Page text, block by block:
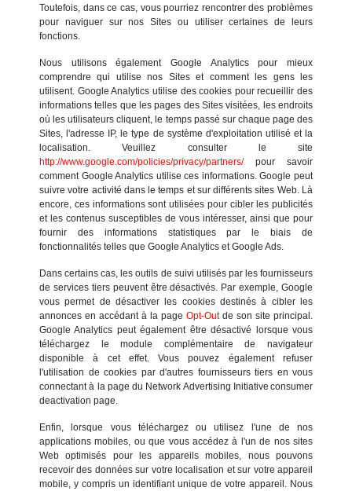
Toutefois, dans ce cas, vous pourriez rencontrer des problèmes
pour naviguer sur nos Sites ou utiliser certaines de leurs
fonctions.
Nous utilisons également Google Analytics pour mieux
comprendre qui utilise nos Sites et comment les gens les
utilisent. Google Analytics utilise des cookies pour recueillir des
informations telles que les pages des Sites visitées, les endroits
où les utilisateurs cliquent, le temps passé sur chaque page des
Sites, l'adresse IP, le type de système d'exploitation utilisé et la
localisation. Veuillez consulter le site
http://www.google.com/policies/privacy/partners/pour savoir
comment Google Analytics utilise ces informations. Google peut
suivre votre activité dans le temps et sur différents sites Web. Là
encore, ces informations sont utilisées pour cibler les publicités
et les contenus susceptibles de vous intéresser, ainsi que pour
fournir des informations statistiques par le biais de
fonctionnalités telles que Google Analytics et Google Ads.
Dans certains cas, les outils de suivi utilisés par les fournisseurs
de services tiers peuvent être désactivés. Par exemple, Google
vous permet de désactiver les cookies destinés à cibler les
annonces en accédant à la page Opt-Outde son site principal.
Google Analytics peut également être désactivé lorsque vous
téléchargez le module complémentaire de navigateur
disponible à cet effet. Vous pouvez également refuser
l'utilisation de cookies par d'autres fournisseurs tiers en vous
connectant à la page du Network Advertising Initiative consumer
deactivation page.
Enfin, lorsque vous téléchargez ou utilisez l'une de nos
applications mobiles, ou que vous accédez à l'un de nos sites
Web optimisés pour les appareils mobiles, nous pouvons
recevoir des données sur votre localisation et sur votre appareil
mobile, y compris un identifiant unique de votre appareil. Nous